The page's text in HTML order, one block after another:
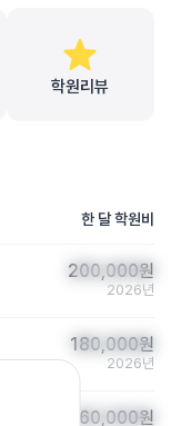
학원리뷰
한 달 학원비
200,000원
200,000원
2026년
180,000원
180,000원
2026년
160,000원
160,000원